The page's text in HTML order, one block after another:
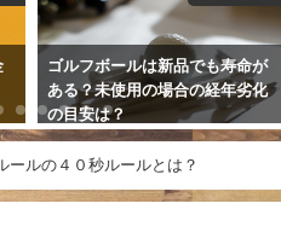
ゴルフの打ちっ放しデートでの
女性の服装やおすすめの持ち物
は？
ルの４０秒ルールとは？